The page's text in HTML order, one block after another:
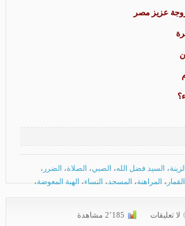
عزيز مصر
الزينة، السيد فضل الله، الصبي، الصلاة، الضرر ،
القمار ، المراهنة، المسجد ، النساء، الهبة المعوضة،
لا تعليقات 2٬185 مشاهدة